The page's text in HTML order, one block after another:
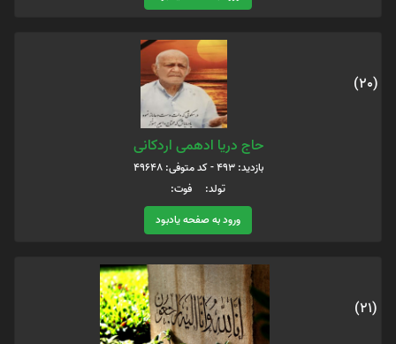
(20)
حاج دریا ادهمی اردکانی
بازدید: 493 - کد متوفی: 49648
تولد: فوت:
ورود به صفحه یادبود
(21)